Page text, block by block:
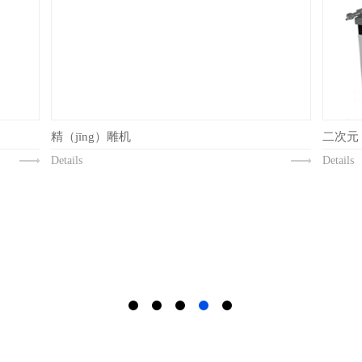
精（jīng）雕机 二次元